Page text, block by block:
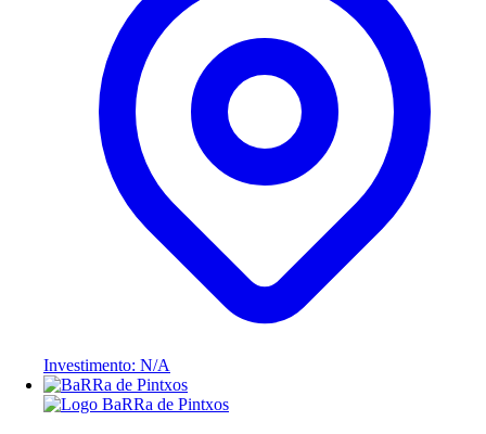
Investimento: N/A